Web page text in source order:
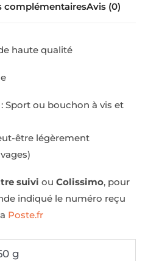
complémentairesAvis (0)
haute qualité
Sport ou bouchon à vis et
être légèrement
suivi ou Colissimo, pour
indiqué le numéro reçu
Poste.fr
g